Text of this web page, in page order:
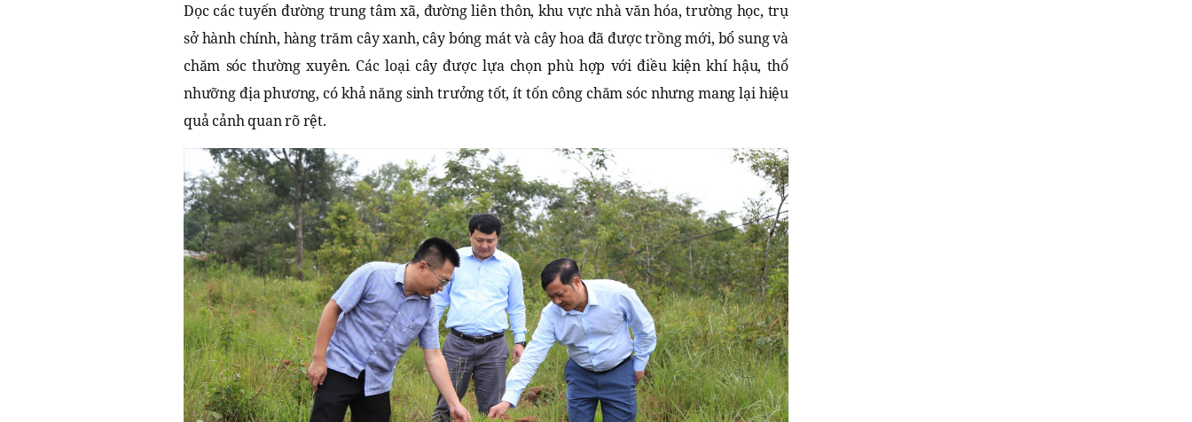
Dọc các tuyến đường trung tâm xã, đường liên thôn, khu vực nhà văn hóa, trường học, trụ
sở hành chính, hàng trăm cây xanh, cây bóng mát và cây hoa đã được trồng mới, bổ sung và
chăm sóc thường xuyên. Các loại cây được lựa chọn phù hợp với điều kiện khí hậu, thổ
nhưỡng địa phương, có khả năng sinh trưởng tốt, ít tốn công chăm sóc nhưng mang lại hiệu
quả cảnh quan rõ rệt.